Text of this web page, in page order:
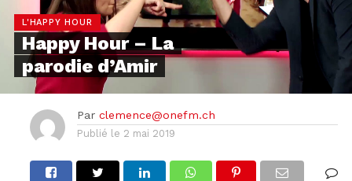
L'HAPPY HOUR
Happy Hour – La
parodie d’Amir
Par clemence@onefm.ch
Publié le 2 mai 2019